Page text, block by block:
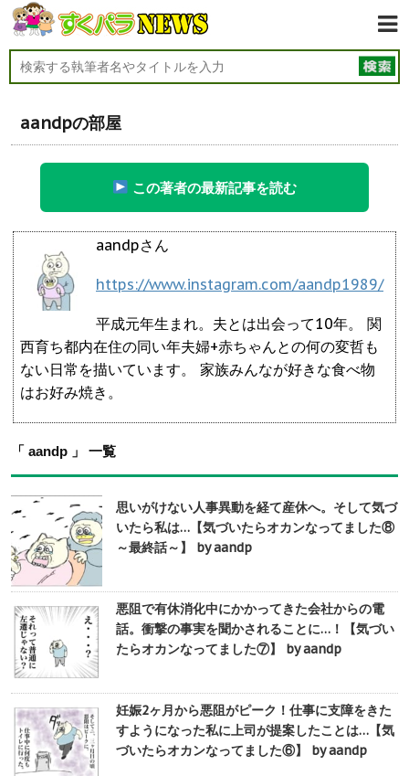
aandpの部屋
この著者の最新記事を読む
aandpさん
https://www.instagram.com/aandp1989/
平成元年生まれ。夫とは出会って10年。 関
西育ち都内在住の同い年夫婦+赤ちゃんとの何の変哲も
ない日常を描いています。 家族みんなが好きな食べ物
はお好み焼き。
「 aandp 」 一覧
思いがけない人事異動を経て産休へ。そして気づ
いたら私は…【気づいたらオカンなってました⑧
～最終話～】 by aandp
悪阻で有休消化中にかかってきた会社からの電
話。衝撃の事実を聞かされることに…！【気づい
たらオカンなってました⑦】 by aandp
妊娠2ヶ月から悪阻がピーク！仕事に支障をきた
すようになった私に上司が提案したことは…【気
づいたらオカンなってました⑥】 by aandp